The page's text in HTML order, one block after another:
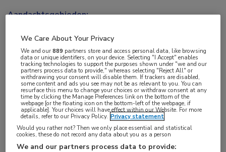
Het CHMP van de EMA heeft een positief advies
uitgebracht over het verlenen van een vergunning
voor het in de handel brengen van ivosidenib,
bedoeld voor de behandeling van acute myeloïde
Aandachtsgebieden:
Tags:
cholangiocarcinoom,IDH1,ivosidenib
We Care About Your Privacy
We and our889 partners store and access personal data, like browsing
data or unique identifiers, on your device. Selecting "I Accept" enables
tracking technologies to support the purposes shown under "we and our
partners process data to provide," whereas selecting "Reject All" or
withdrawing your consent will disable them. If trackers are disabled,
some content and ads you see may not be as relevant to you. You can
resurface this menu to change your choices or withdraw consent at any
time by clicking the Manage Preferences link on the bottom of the
webpage [or the floating icon on the bottom-left of the webpage, if
applicable]. Your choices will have effect within our Website. For more
details, refer to our Privacy Policy. Privacy statement
Would you rather not? Then we only place essential and statistical
cookies, these do not record any data about you as a person
We and our partners process data to provide: